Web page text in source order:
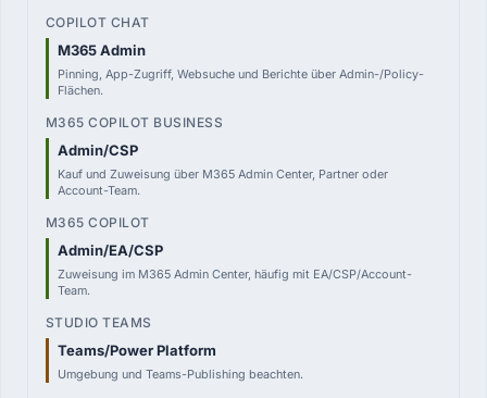
M365 Admin
Pinning, App-Zugriff, Websuche und Berichte über Admin-/Policy-
Flächen.
Admin/CSP
Kauf und Zuweisung über M365 Admin Center, Partner oder
Account-Team.
Admin/EA/CSP
Zuweisung im M365 Admin Center, häufig mit EA/CSP/Account-
Team.
Teams/Power Platform
Umgebung und Teams-Publishing beachten.